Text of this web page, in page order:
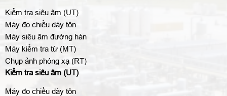
Kiểm tra siêu âm (UT)
Máy đo chiều dày tôn
Máy siêu âm đường hàn
Máy kiểm tra từ (MT)
Chụp ảnh phóng xạ (RT)
Kiểm tra siêu âm (UT)
Máy đo chiều dày tôn